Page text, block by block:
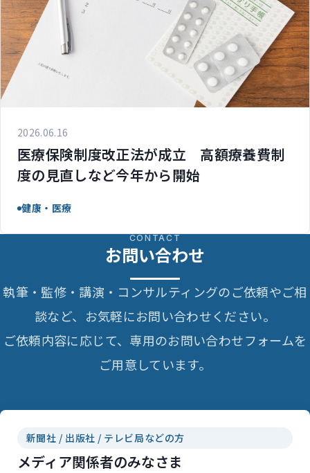
2026.06.16
医療保険制度改正法が成立 高額療養費制
度の見直しなど今年から開始
健康・医療
CONTACT
お問い合わせ
執筆・監修・講演・コンサルティングのご依頼やご相
談など、お気軽にお問い合わせください。
ご依頼内容に応じて、専用のお問い合わせフォームを
ご用意しています。
新聞社 / 出版社 / テレビ局などの方
メディア関係者のみなさま